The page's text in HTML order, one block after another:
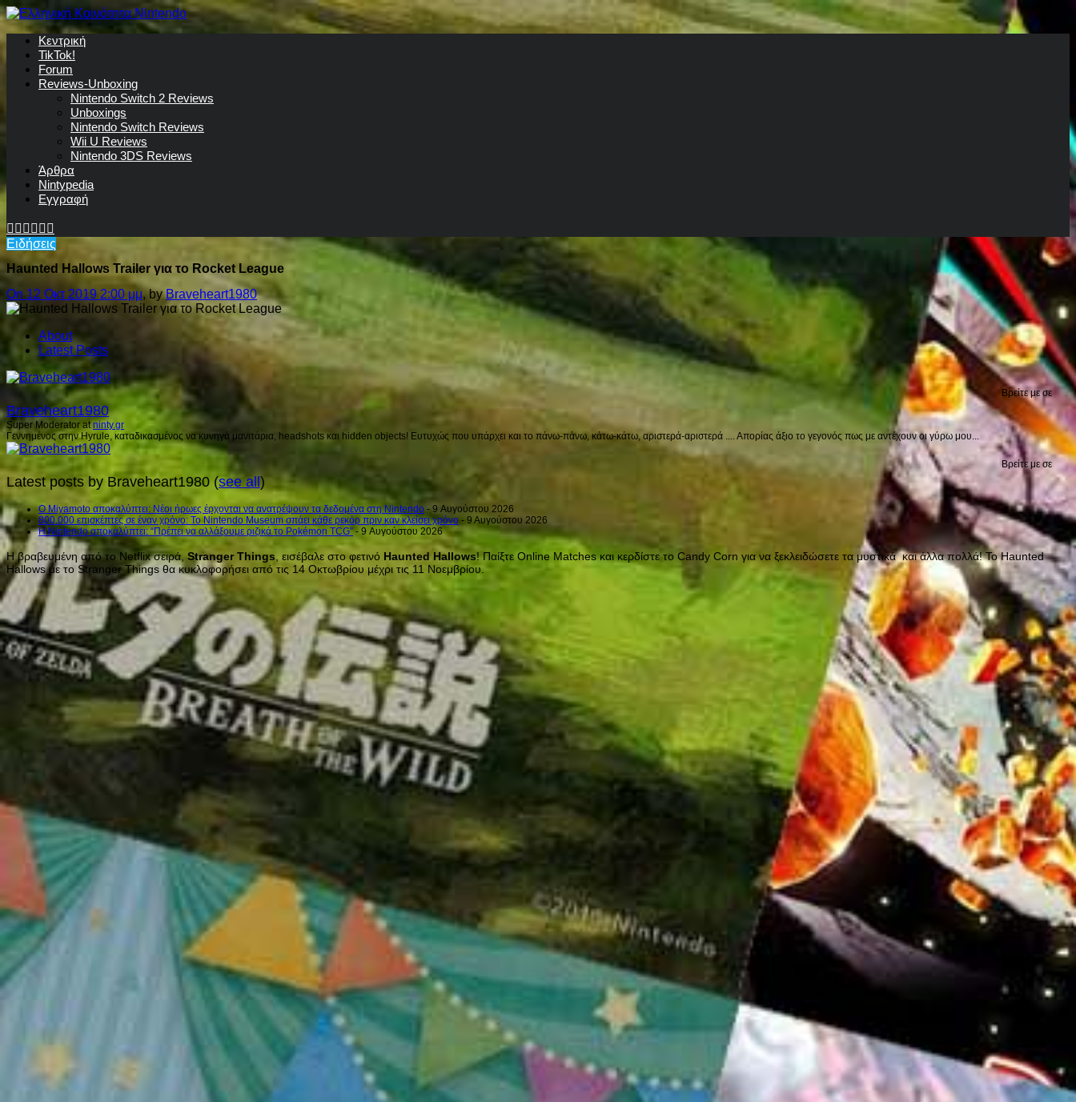
Κεντρική
TikTok!
Forum
Reviews-Unboxing
Nintendo Switch 2 Reviews
Unboxings
Nintendo Switch Reviews
Wii U Reviews
Nintendo 3DS Reviews
Άρθρα
Nintypedia
Εγγραφή
Ειδήσεις
Haunted Hallows Trailer για το Rocket League
On 12 Οκτ 2019 2:00 μμ, byBraveheart1980
About
Latest Posts
Βρείτε με σε
Braveheart1980
Super Moderatoratninty.gr
Γεννημένος στην Hyrule, καταδικασμένος να κυνηγά μανιτάρια, headshots και hidden objects! Ευτυχώς που υπάρχει και το πάνω-πάνω, κάτω-κάτω, αριστερά-αριστερά .... Απορίας άξιο το γεγονός πως με αντέχουν οι γύρω μου...
Βρείτε με σε
Latest posts by Braveheart1980 (see all)
Ο Miyamoto αποκαλύπτει: Νέοι ήρωες έρχονται να ανατρέψουν τα δεδομένα στη Nintendo - 9 Αυγούστου 2026
800.000 επισκέπτες σε έναν χρόνο: Το Nintendo Museum σπάει κάθε ρεκόρ πριν καν κλείσει χρόνο - 9 Αυγούστου 2026
Η Nintendo αποκαλύπτει: “Πρέπει να αλλάξουμε ριζικά το Pokémon TCG”- 9 Αυγούστου 2026
Η βραβευμένη από το Netflix σειρά,Stranger Things , εισέβαλε στο φετινό Haunted Hallows! Παίξτε Online Matches και κερδίστε το Candy Corn για να ξεκλειδώσετε τα μυστικά και άλλα πολλά! Το Haunted
Hallows με το Stranger Things θα κυκλοφορήσει από τις 14 Οκτωβρίου μέχρι τις 11 Νοεμβρίου.